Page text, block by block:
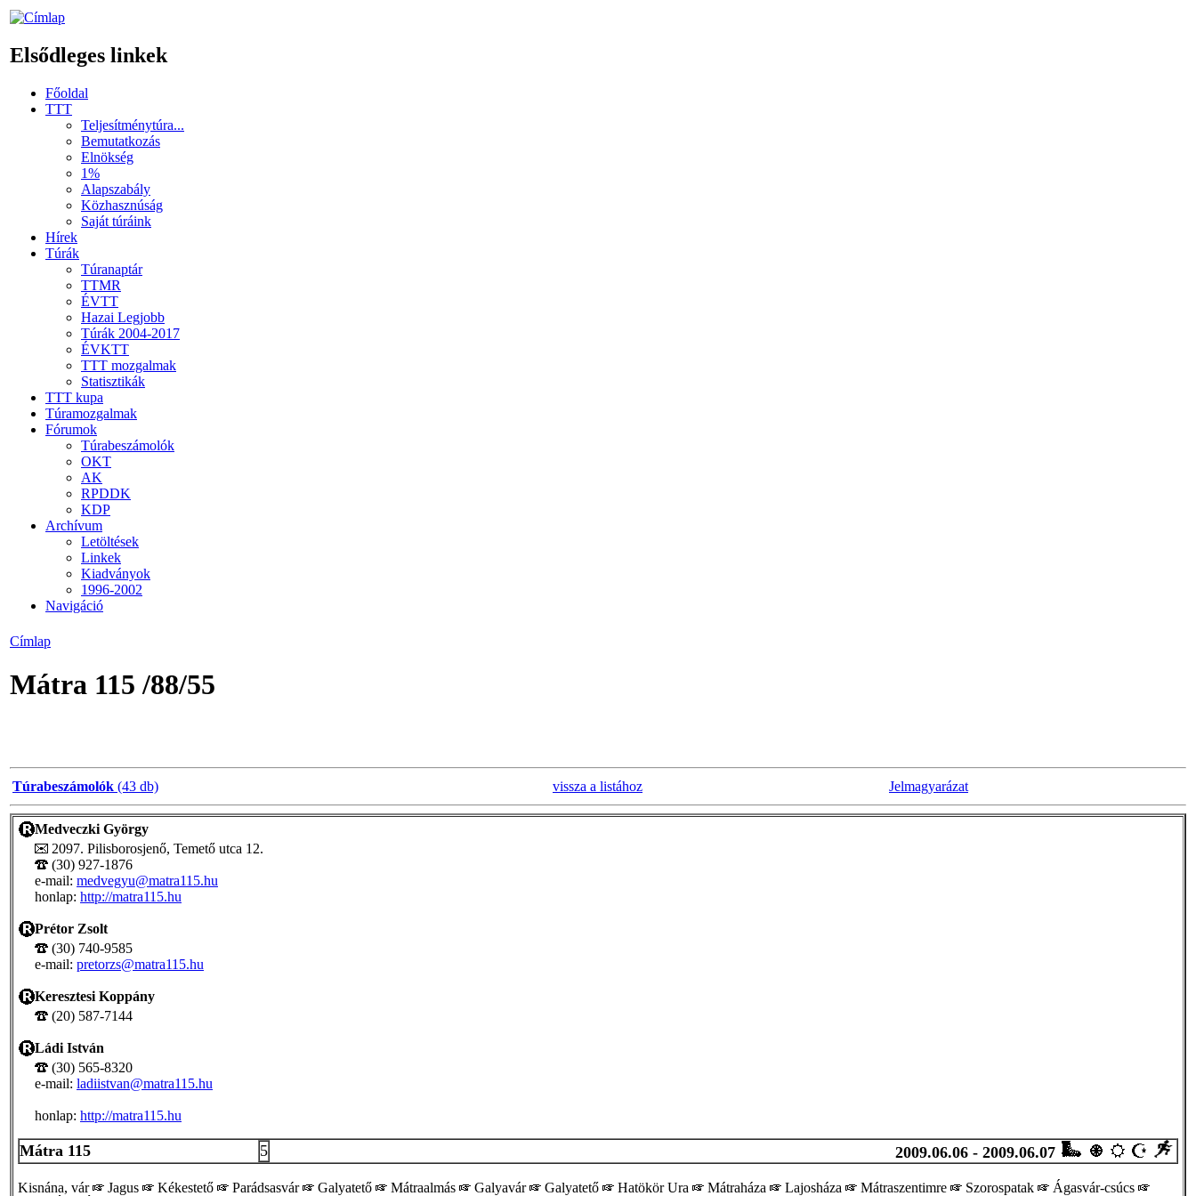
Elsődleges linkek
Főoldal
TTT
Teljesítménytúra...
Bemutatkozás
Elnökség
1%
Alapszabály
Közhasznúság
Saját túráink
Hírek
Túrák
Túranaptár
TTMR
ÉVTT
Hazai Legjobb
Túrák 2004-2017
ÉVKTT
TTT mozgalmak
Statisztikák
TTT kupa
Túramozgalmak
Fórumok
Túrabeszámolók
OKT
AK
RPDDK
KDP
Archívum
Letöltések
Linkek
Kiadványok
1996-2002
Navigáció
Címlap
Mátra 115 /88/55
Túrabeszámolók (43 db) vissza a listához Jelmagyarázat
Medveczki György
2097. Pilisborosjenő, Temető utca 12.
(30) 927-1876
e-mail: medvegyu@matra115.hu
honlap: http://matra115.hu
Prétor Zsolt
(30) 740-9585
e-mail: pretorzs@matra115.hu
Keresztesi Koppány
(20) 587-7144
Ládi István
(30) 565-8320
e-mail: ladiistvan@matra115.hu
honlap: http://matra115.hu
Mátra 115 5 2009.06.06 - 2009.06.07
Kisnána, vár Jagus Kékestető Parádsasvár Galyatető Mátraalmás Galyavár Galyatető Hatökör Ura Mátraháza Lajosháza Mátraszentimre Szorospatak
Ágasvár-csúcs